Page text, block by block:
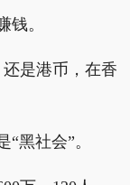
钱。
是港币，在香
黑社会”。